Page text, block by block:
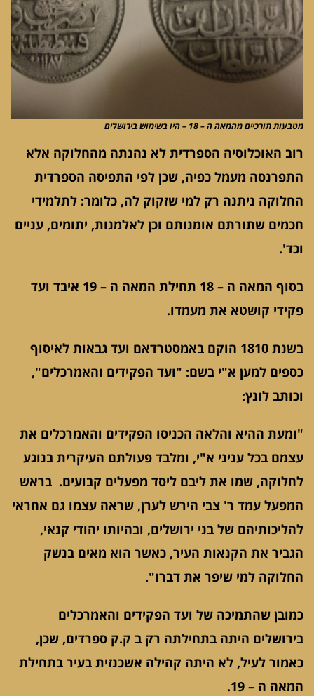
מטבעות תורכיים מהמאה ה – 18 – היו בשימוש בירושלים
רוב האוכלוסיה הספרדית לא נהנתה מהחלוקה אלא
התפרנסה מעמל כפיה, שכן לפי התפיסה הספרדית
החלוקה ניתנה רק למי שזקוק לה, כלומר: לתלמידי
חכמים שתורתם אומנותם וכן לאלמנות, יתומים, עניים
וכד'.
בסוף המאה ה – 18 תחילת המאה ה – 19 איבד ועד
פקידי קושטא את מעמדו.
בשנת 1810 הוקם באמסטרדאם ועד גבאות לאיסוף
כספים למען א"י בשם: "ועד הפקידים והאמרכלים",
וכותב לונץ:
"ומעת ההיא והלאה הכניסו הפקידים והאמרכלים את
עצמם בכל עניני א"י, ומלבד פעולתם העיקרית בנוגע
לחלוקה, שמו את ליבם ליסד מפעלים קבועים. בראש
המפעל עמד ר' צבי הירש לערן, שראה עצמו גם אחראי
להליכותיהם של בני ירושלים, ובהיותו יהודי קנאי,
הגביר את הקנאות העיר, כאשר הוא מאים בנשק
החלוקה למי שיפר את דברו".
כמובן שהתמיכה של ועד הפקידים והאמרכלים
בירושלים היתה בתחילתה רק ב ק.ק ספרדים, שכן,
כאמור לעיל, לא היתה קהילה אשכנזית בעיר בתחילת
המאה ה – 19.